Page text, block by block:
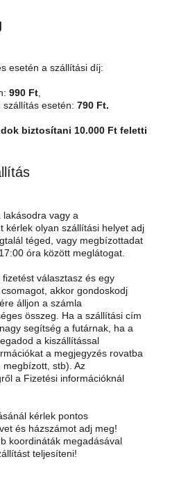
esetén a szállítási díj:
990 Ft,
esetén: 790 Ft.
biztosítani 10.000 Ft feletti
vagy a
kérlek olyan szállítási helyet adj
téged, vagy megbízottadat
óra között meglátogat.
választasz és egy
akkor gondoskodj
álljon a számla
összeg. Ha a szállítási cím
segítség a futárnak, ha a
a kiszállítással
a megjegyzés rovatba
stb). Az
a Fizetési információknál
kérlek pontos
és házszámot adj meg!
koordináták megadásával
teljesíteni!